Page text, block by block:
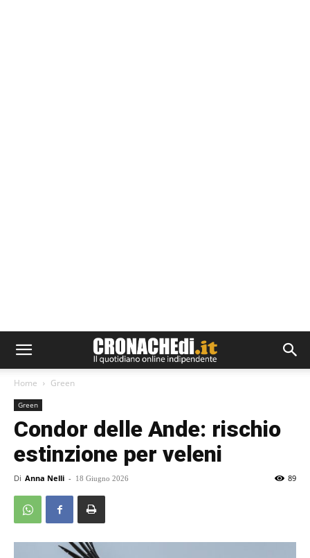
Home Green
Green
Condor delle Ande: rischio
estinzione per veleni
Di Anna Nelli - 18 Giugno 2026 89